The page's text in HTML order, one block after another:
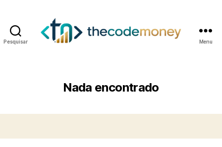
Pesquisar Menu
Nada encontrado